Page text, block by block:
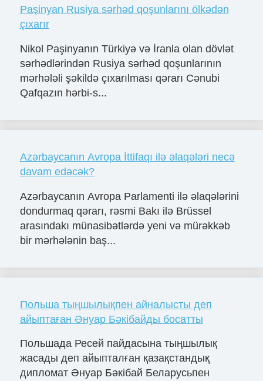
Paşinyan Rusiya sərhəd qoşunlarını ölkədən
çıxarır
Nikol Paşinyanın Türkiyə və İranla olan dövlət
sərhədlərindən Rusiya sərhəd qoşunlarının
mərhələli şəkildə çıxarılması qərarı Cənubi
Qafqazın hərbi-s...
Azərbaycanın Avropa İttifaqı ilə əlaqələri necə
davam edəcək?
Azərbaycanın Avropa Parlamenti ilə əlaqələrini
dondurmaq qərarı, rəsmi Bakı ilə Brüssel
arasındakı münasibətlərdə yeni və mürəkkəb
bir mərhələnin baş...
Польша тыңшылықпен айналысты деп
айыптаған Әнуар Бәкібайды босатты
Польшада Ресей пайдасына тыңшылық
жасады деп айыпталған қазақстандық
дипломат Әнуар Бәкібай Беларусьпен